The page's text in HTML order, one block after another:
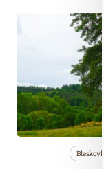
Bleskovky